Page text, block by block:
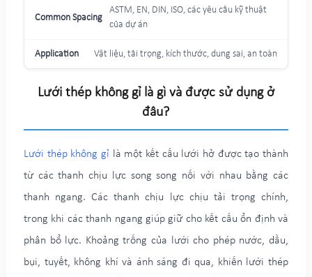
ASTM, EN, DIN, ISO, các yêu cầu kỹ thuật
của dự án
Vật liệu, tải trọng, kích thước, dung sai, an toàn
Lưới thép không gỉ là gì và được sử dụng ở
đâu?
Lưới thép không gỉ là một kết cấu lưới hở được tạo thành
từ các thanh chịu lực song song nối với nhau bằng các
thanh ngang. Các thanh chịu lực chịu tải trọng chính,
trong khi các thanh ngang giúp giữ cho kết cấu ổn định và
phân bổ lực. Khoảng trống của lưới cho phép nước, dầu,
bụi, tuyết, không khí và ánh sáng đi qua, khiến lưới thép